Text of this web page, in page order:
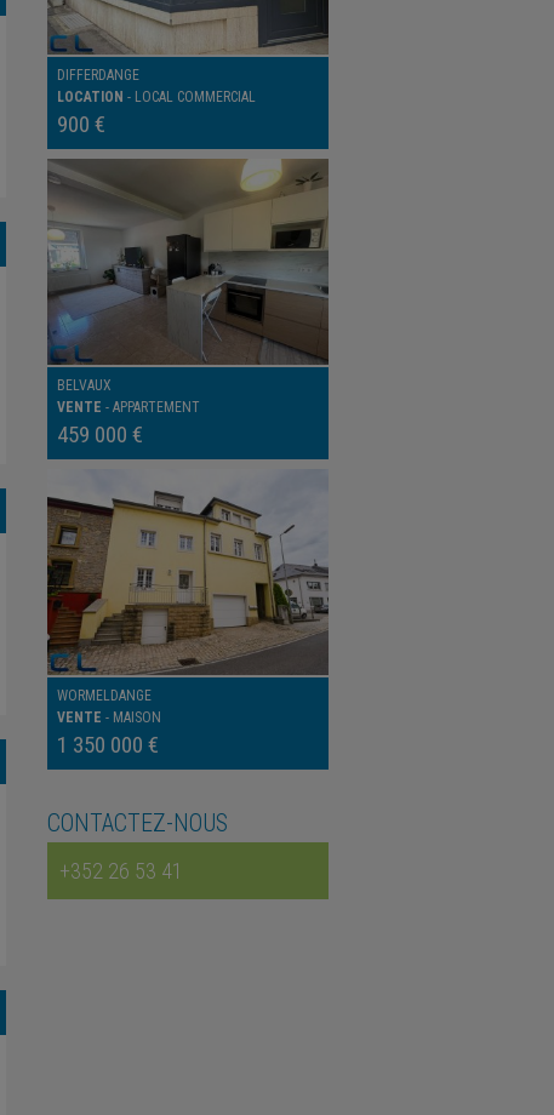
DIFFERDANGE
LOCATION - LOCAL COMMERCIAL
900 €
BELVAUX
VENTE - APPARTEMENT
459 000 €
WORMELDANGE
VENTE - MAISON
1 350 000 €
CONTACTEZ-NOUS
+352 26 53 41